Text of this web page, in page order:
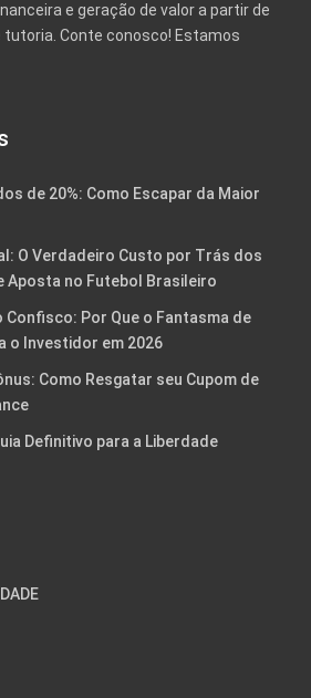
e geração de valor a partir de
Conte conosco! Estamos
de 20%: Como Escapar da Maior
O Verdadeiro Custo por Trás dos
Aposta no Futebol Brasileiro
Confisco: Por Que o Fantasma de
o Investidor em 2026
Como Resgatar seu Cupom de
Definitivo para a Liberdade